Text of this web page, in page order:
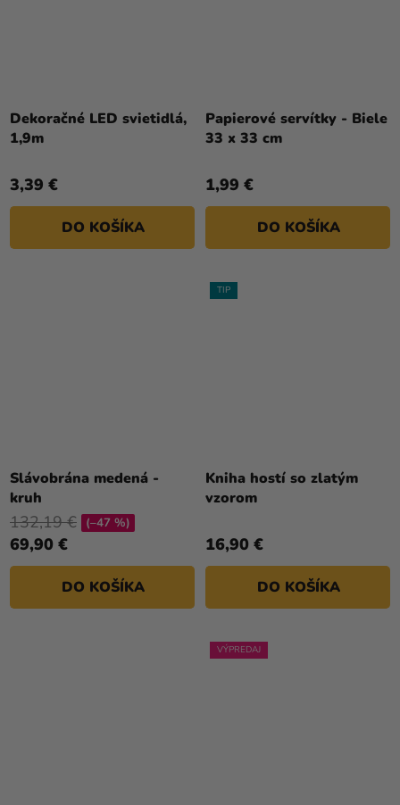
Dekoračné LED svietidlá,
1,9m
3,39 €
DO KOŠÍKA
Papierové servítky - Biele
33 x 33 cm
1,99 €
DO KOŠÍKA
Slávobrána medená -
kruh
69,90 €
132,19 € (–47 %)
DO KOŠÍKA
TIP
Kniha hostí so zlatým
vzorom
hodnotenie
produktu
5
hviezdičiek.
16,90 €
DO KOŠÍKA
VÝPREDAJ